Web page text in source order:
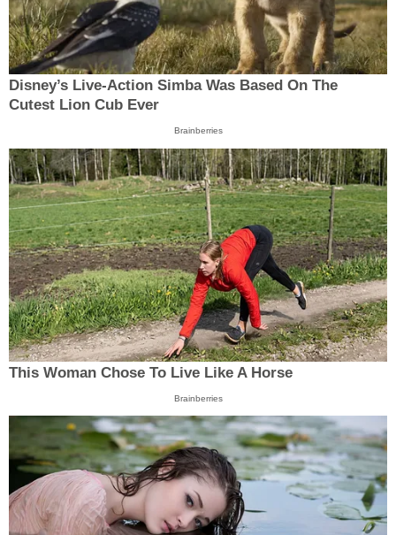
Disney’s Live-Action Simba Was Based On The
Cutest Lion Cub Ever
Brainberries
This Woman Chose To Live Like A Horse
Brainberries